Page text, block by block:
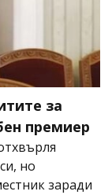
за
премиер
но
заради